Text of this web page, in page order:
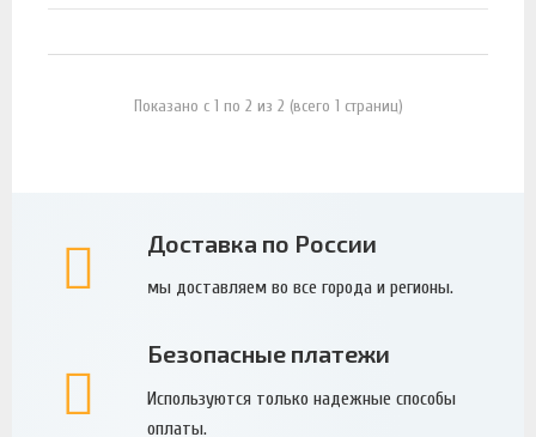
Показано с 1 по 2 из 2 (всего 1 страниц)
Доставка по России
мы доставляем во все города и регионы.
Безопасные платежи
Используются только надежные способы
оплаты.